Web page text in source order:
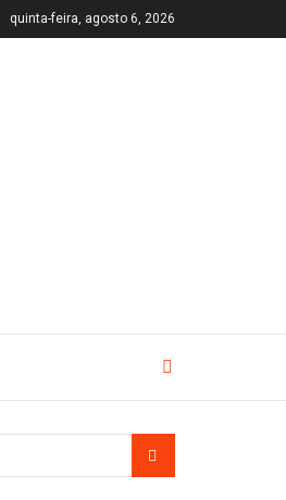
quinta-feira, agosto 6, 2026